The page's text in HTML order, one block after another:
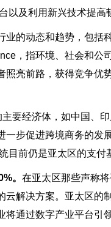
及利用新兴技术提高
的动态和趋势，包括
，指环境、社会和公
亮前路，获得竞争优
要经济体，如中国、
步促进跨境商务的发
目前仍是亚太区的支付
。 在亚太区那些声称
解决方案。亚太区的
通过数字产业平台引